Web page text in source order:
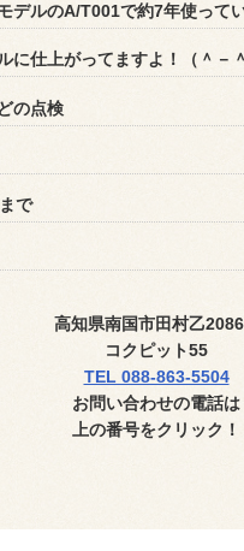
デルのA/T001で約7年使って
に仕上がってますよ！（＾－＾
の点検
まで
高知県南国市田村乙
コクピット55
TEL 088-863-5504
お問い合わせの電話は
上の番号をクリック！